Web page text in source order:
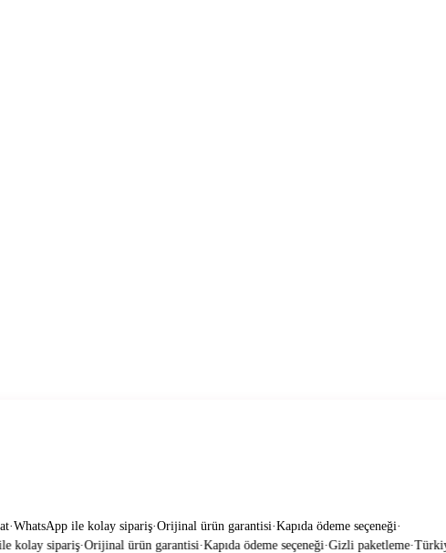
·WhatsApp ile kolay sipariş·Orijinal ürün garantisi·Kapıda ödeme seçeneği·
sipariş·Orijinal ürün garantisi·Kapıda ödeme seçeneği·Gizli paketleme·Türkiye